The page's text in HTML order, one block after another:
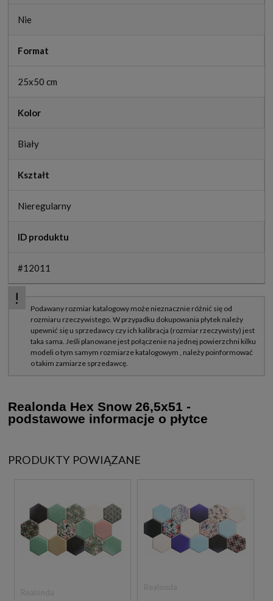
Nie
Format
25x50 cm
Kolor
Biały
Kształt
Nieregularny
ID produktu
#12011
Realonda Hex Snow 26,5x51 -
podstawowe informacje o płytce
PRODUKTY POWIĄZANE